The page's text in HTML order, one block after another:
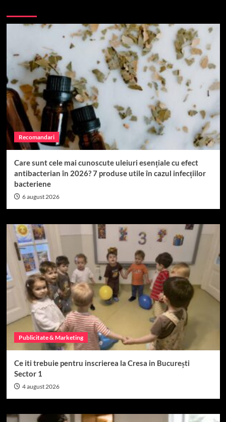
Recomandari
Care sunt cele mai cunoscute uleiuri esențiale cu efect
antibacterian în 2026? 7 produse utile în cazul infecțiilor
bacteriene
6 august 2026
Publicitate & Marketing
Ce iti trebuie pentru inscrierea la Cresa in București
Sector 1
4 august 2026